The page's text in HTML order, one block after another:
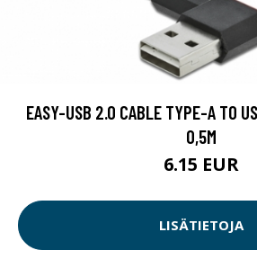
EASY-USB 2.0 CABLE TYPE-A TO
0,5M
6.15 EUR
LISÄTIETOJA